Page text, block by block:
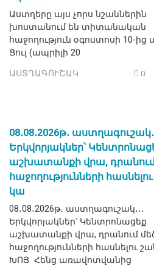
Աստղերը այս չորս նշաններին
խոստանում են տիտանական
հաջողություն օգոստոսի 10-ից
Ցուլ (ապրիլի 20
ԱՍՏՂԱԳՈՒՇԱԿ 0
08․08․2026թ․
Երկվորյակներ՝
աշխատանքի վրա, դրանում
հաջողությունների
կա
08․08․2026թ․ աստղագուշակ․․․
Երկվորյակներ՝ Կենտրոնացեք
աշխատանքի վրա, դրանում
հաջողությունների հասնելու
ԽՈՅ Հենց առավոտվանից